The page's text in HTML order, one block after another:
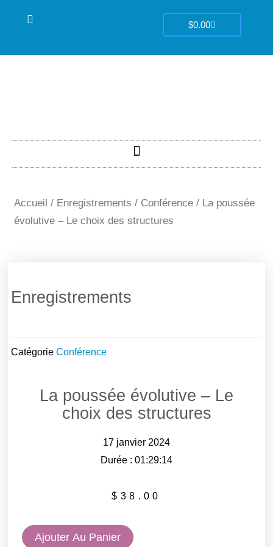
$0.00Panier
Accueil / Enregistrements / Conférence / La poussée
évolutive – Le choix des structures
Enregistrements
Catégorie Conférence
La poussée évolutive – Le
choix des structures
17 janvier 2024
Durée : 01:29:14
$ 38.00
quantitéAjouter Au Panier